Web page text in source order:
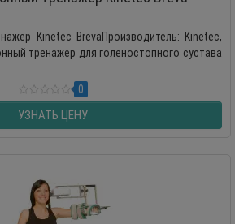
Kinetec BrevaПроизводитель: Kinetec,
тренажер для голеностопного сустава
0
УЗНАТЬ ЦЕНУ